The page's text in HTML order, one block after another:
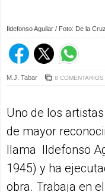
Ildefonso Aguilar / Foto: De la Cruz.
M.J. Tabar 8 COMENTARIOS
Uno de los
de mayor
llama Ildefonso
1945) y ha
obra. Trabaja en